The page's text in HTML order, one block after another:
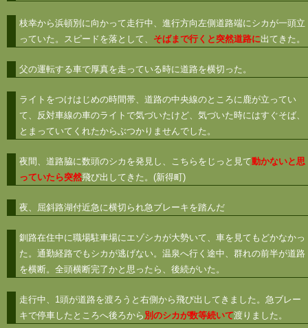
枝幸から浜頓別に向かって走行中、進行方向左側道路端にシカが一頭立
っていた。スピードを落として、 そばまで行くと突然道路に出てきた。
父の運転する車で厚真を走っている時に道路を横切った。
ライトをつけはじめの時間帯、道路の中央線のところに鹿が立ってい
て、反対車線の車のライトで気づいたけど、気づいた時にはすぐそば、
とまっていてくれたからぶつかりませんでした。
夜間、道路脇に数頭のシカを発見し、こちらをじっと見て動かないと思
っていたら突然飛び出してきた。(新得町)
夜、屈斜路湖付近急に横切られ急ブレーキを踏んだ
釧路在住中に職場駐車場にエゾシカが大勢いて、車を見てもどかなかっ
た。通勤経路でもシカが逃げない。温泉へ行く途中、群れの前半が道路
を横断。全頭横断完了かと思ったら、後続がいた。
走行中、1頭が道路を渡ろうと右側から飛び出してきました。急ブレー
キで停車したところへ後ろから 別のシカが数等続いて渡りました。